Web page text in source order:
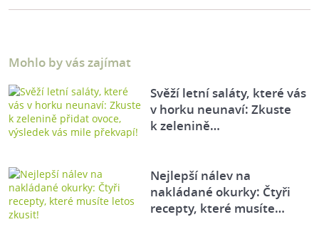
Mohlo by vás zajímat
Svěží letní saláty, které vás
v horku neunaví: Zkuste
k zelenině…
Nejlepší nálev na
nakládané okurky: Čtyři
recepty, které musíte…